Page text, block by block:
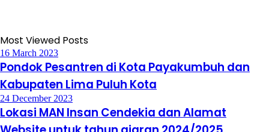
Most Viewed Posts
16 March 2023
Pondok Pesantren di Kota Payakumbuh dan
Kabupaten Lima Puluh Kota
24 December 2023
Lokasi MAN Insan Cendekia dan Alamat